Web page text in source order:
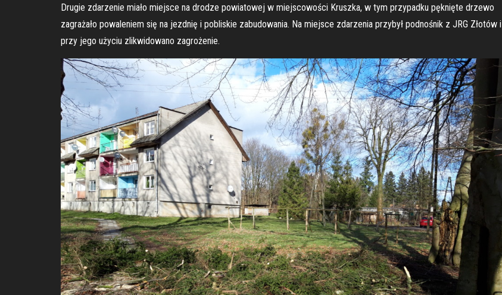
Drugie zdarzenie miało miejsce na drodze powiatowej w miejscowości Kruszka, w tym przypadku pęknięte drzewo
zagrażało powaleniem się na jezdnię i pobliskie zabudowania. Na miejsce zdarzenia przybył podnośnik z JRG Złotów i
przy jego użyciu zlikwidowano zagrożenie.